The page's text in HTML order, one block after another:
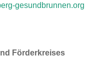
gesundbrunnen.org
Förderkreises